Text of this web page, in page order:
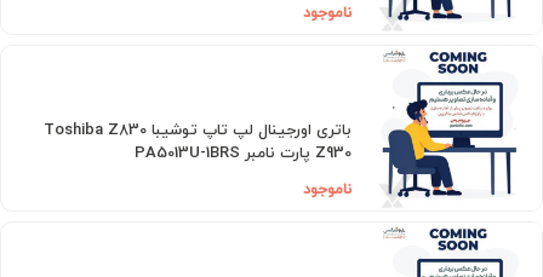
ناموجود
باتری اورجینال لپ تاپ توشیبا Toshiba Z830
Z930 پارت نامبر PA5013U-1BRS
ناموجود